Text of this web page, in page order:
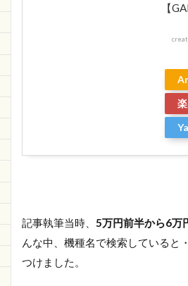
【
記事執筆当時、 5万円前半から6万
んな中、機種名で検索していると
つけました。